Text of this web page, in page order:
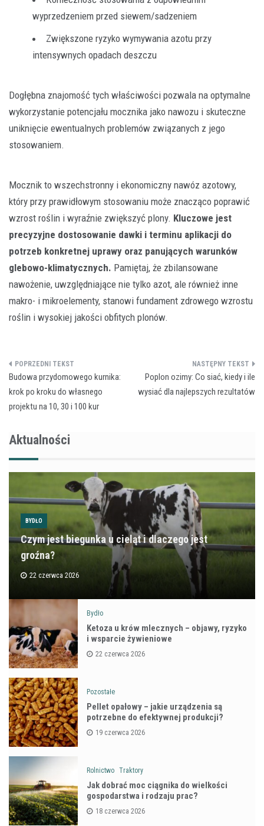
wyprzedzeniem przed siewem/sadzeniem
Zwiększone ryzyko wymywania azotu przy
intensywnych opadach deszczu
Dogłębna znajomość tych właściwości pozwala na optymalne
wykorzystanie potencjału mocznika jako nawozu i skuteczne
uniknięcie ewentualnych problemów związanych z jego
stosowaniem.
Mocznik to wszechstronny i ekonomiczny nawóz azotowy,
który przy prawidłowym stosowaniu może znacząco poprawić
wzrost roślin i wyraźnie zwiększyć plony. Kluczowe jest
precyzyjne dostosowanie dawki i terminu aplikacji do
potrzeb konkretnej uprawy oraz panujących warunków
glebowo-klimatycznych. Pamiętaj, że zbilansowane
nawożenie, uwzględniające nie tylko azot, ale również inne
makro- i mikroelementy, stanowi fundament zdrowego wzrostu
roślin i wysokiej jakości obfitych plonów.
Nawigacja
wpisu
Budowa przydomowego kurnika:
krok po kroku do własnego
projektu na 10, 30 i 100 kur
Poplon ozimy: Co siać, kiedy i ile
wysiać dla najlepszych rezultatów
Aktualności
BYDŁO
Czym jest biegunka u cieląt i dlaczego jest
groźna?
22 czerwca 2026
Bydło
Ketoza u krów mlecznych – objawy, ryzyko
i wsparcie żywieniowe
22 czerwca 2026
Pozostałe
Pellet opałowy – jakie urządzenia są
potrzebne do efektywnej produkcji?
19 czerwca 2026
Rolnictwo Traktory
Jak dobrać moc ciągnika do wielkości
gospodarstwa i rodzaju prac?
18 czerwca 2026